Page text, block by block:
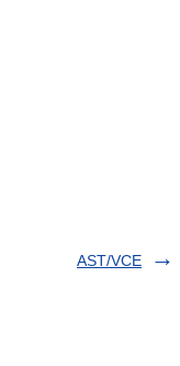
AST/VCE